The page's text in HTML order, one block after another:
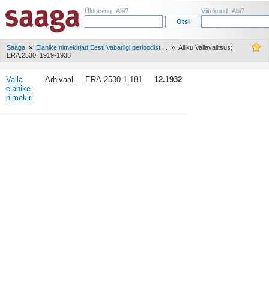
Üldotsing Abi? Viitekood Abi?
Saaga » Elanike nimekirjad Eesti Vabariigi perioodist ... » Alliku Vallavalitsus;
ERA.2530; 1919-1938
Valla
elanike
nimekiri
Arhivaal ERA.2530.1.181 12.1932